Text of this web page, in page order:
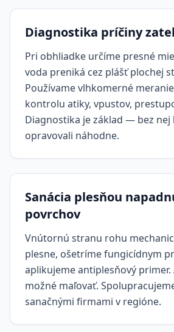
Diagnostika príčiny
Pri obhliadke určíme presné
voda preniká cez plášť plochej
Používame vlhkomerné
kontrolu atiky, vpustov,
Diagnostika je základ — bez nej
opravovali náhodne.
Sanácia plesňou
povrchov
Vnútornú stranu rohu
plesne, ošetríme fungicídnym
aplikujeme antiplesňový primer.
možné maľovať.
sanačnými firmami v regióne.